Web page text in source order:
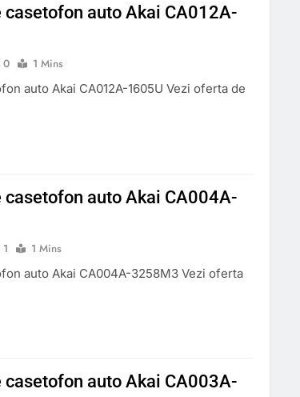
casetofon auto Akai CA012A-
0
1 Mins
auto Akai CA012A-1605U Vezi oferta de
auto Akai CA004A-
1
1 Mins
auto Akai CA004A-3258M3 Vezi oferta
auto Akai CA003A-